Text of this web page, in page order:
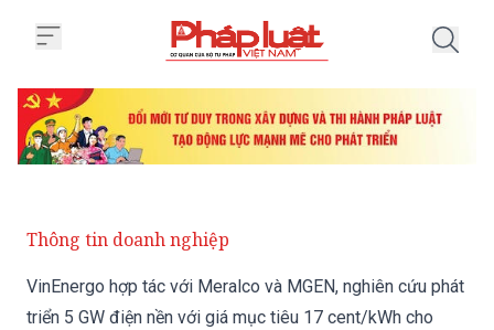
Thông tin doanh nghiệp
VinEnergo hợp tác với Meralco và MGEN, nghiên cứu phát
triển 5 GW điện nền với giá mục tiêu 17 cent/kWh cho